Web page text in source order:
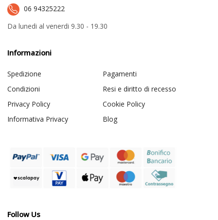
06 94325222
Da lunedi al venerdi 9.30 - 19.30
Informazioni
Spedizione
Pagamenti
Condizioni
Resi e diritto di recesso
Privacy Policy
Cookie Policy
Informativa Privacy
Blog
Follow Us